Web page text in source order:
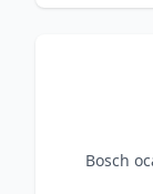
Bosch